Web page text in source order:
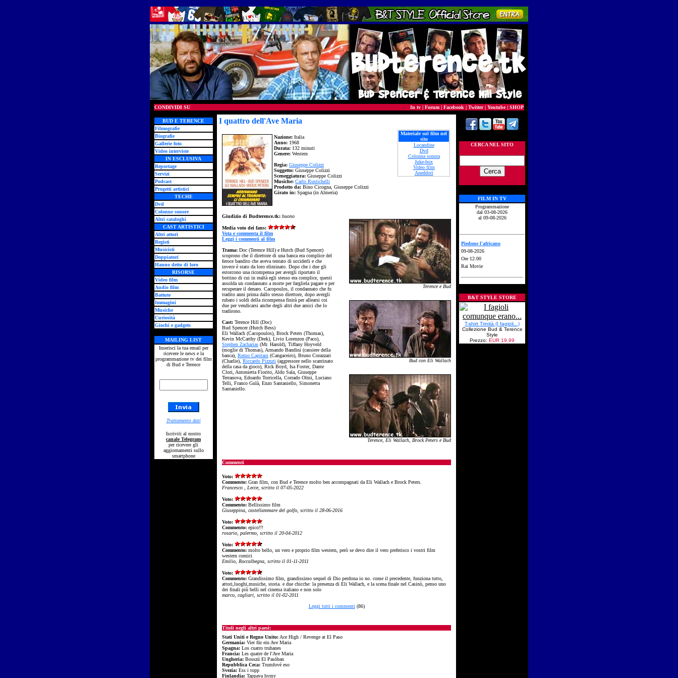
CONDIVIDI SU In tv | Forum | Facebook | Twitter| Youtube| SHOP
BUD E TERENCE
Filmografie
Biografie
Gallerie foto
Video interviste
IN ESCLUSIVA
Reportage
Servizi
Podcast
Progetti artistici
TECHE
Dvd
Colonne sonore
Altri cataloghi
CAST ARTISTICI
Altri attori
Registi
Musicisti
Doppiatori
Hanno detto di loro
RISORSE
Video film
Audio film
Battute
Immagini
Musiche
Curiosità
Giochi e gadgets
MAILING LIST
Inserisci la tua email per
ricevere le news e la
programmazione tv dei film
di Bud e Terence
Trattamento dati
Iscriviti al nostro
canale Telegram
per ricevere gli
aggiornamenti sullo
smartphone
I quattro dell'Ave Maria
Nazione: Italia
Anno: 1968
Durata: 132 minuti
Genere: Western
Regia: Giuseppe Colizzi
Soggetto: Giuseppe Colizzi
Sceneggiatura: Giuseppe Colizzi
Musiche: Carlo Rustichelli
Prodotto da: Bino Cicogna, Giuseppe Colizzi
Girato in: Spagna (in Almeria)
Materiale sul film nel
sito
Locandine
Dvd
Colonna sonora
Juke-box
Video film
Aneddoti
Giudizio di Budterence.tk: buono
Media voto dei fans:
Vota e commenta il film
Leggi i commenti al film
Trama: Doc (Terence Hill) e Hutch (Bud Spencer)
scoprono che il direttore di una banca era complice del
feroce bandito che aveva tentato di ucciderli e che
invece è stato da loro eliminato. Dopo che i due gli
estorcono una ricompensa per avergli riportato il
bottino di cui in realtà egli stesso era complice, questi
assolda un condannato a morte per fargliela pagare e per
recuperare il denaro. Cacopoulos, il condannato che fu
tradito anni prima dallo stesso direttore, dopo avergli
rubato i soldi della ricompensa finirà per allearsi coi
due per vendicarsi anche degli altri due amici che lo
tradirono.
Cast: Terence Hill (Doc)
Bud Spencer (Hutch Bess)
Eli Wallach (Cacopoulos), Brock Peters (Thomas),
Kevin McCarthy (Drek), Livio Lorenzon (Paco),
Stephen Zacharias (Mr. Harold), Tiffany Hoyveld
(moglie di Thomas), Armando Bandini (cassiere della
banca), Remo Capitani (Cangaceiro), Bruno Corazzari
(Charlie), Riccardo Pizzuti (aggressore nello scantinato
della casa da gioco), Rick Boyd, Isa Foster, Dante
Clori, Antonietta Fiorito, Aldo Sala, Giuseppe
Terranova, Edoardo Torricella, Corrado Olmi, Luciano
Telli, Franco Gulà, Enzo Santaniello, Simonetta
Santaniello.
Terence e Bud
Bud con Eli Wallach
Terence, Eli Wallach, Brock Peters e Bud
Commenti
Voto:
Commento: Gran film, con Bud e Terence molto ben accompagnati da Eli Wallach e Brock Peters.
Francesco , Lecce, scritto il 07-05-2022
Voto:
Commento: Bellissimo film
Giuseppina, castellammare del golfo, scritto il 28-06-2016
Voto:
Commento: epico!!!
rosario, palermo, scritto il 20-04-2012
Voto:
Commento: molto bello, un vero e proprio film western, però se devo dire il vero preferisco i vostri film
western comici
Emilio, Roccalbegna, scritto il 01-11-2011
Voto:
Commento: Grandissimo film, grandissimo sequel di Dio perdona io no. come il precedente, funziona tutto,
attori,luoghi,musiche, storia. e due chicche: la presenza di Eli Wallach, e la scena finale nel Casinò, penso uno
dei finali più belli nel cinema italiano e non solo
marco, cagliari, scritto il 01-02-2011
Leggi tutti i commenti (86)
Titoli negli altri paesi:
Stati Uniti e Regno Unito: Ace High / Revenge at El Paso
Germania: Vier für ein Ave Maria
Spagna: Los cuatro truhanes
Francia: Les quatre de l'Ave Maria
Ungheria: Bosszú El Pasóban
Repubblica Ceca: Trumfové eso
Svezia: Ess i topp
Finlandia: Tappava hymy
CERCA NEL SITO
FILM IN TV
Programmazione
dal 03-08-2026
al 09-08-2026
Piedone l'africano
09-08-2026
Ore 12.00
Rai Movie
B&T STYLE STORE
T-shirt Trinità (I fagioli...)
Collezione Bud & Terence
Style
Prezzo: EUR 19,99